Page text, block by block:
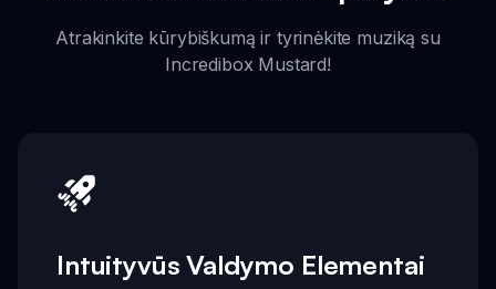
Atrakinkite kūrybiškumą ir tyrinėkite muziką su
Incredibox Mustard!
Intuityvūs Valdymo Elementai